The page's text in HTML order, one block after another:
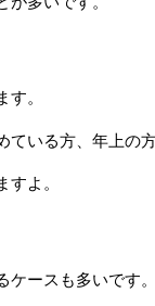
。
いる方、年上の
よ。
ースも多いです。